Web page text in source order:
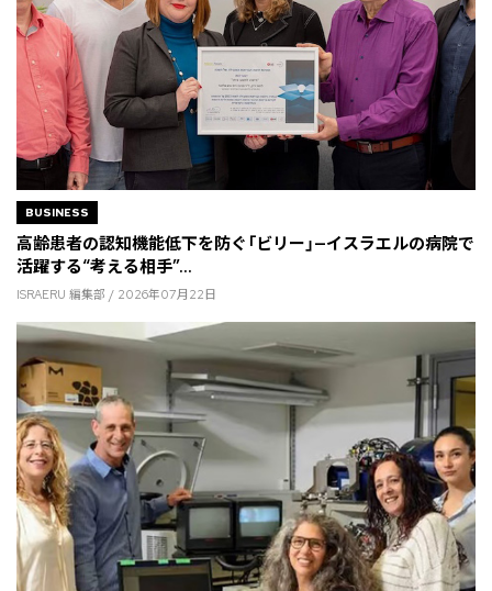
BUSINESS
高齢患者の認知機能低下を防ぐ「ビリー」—イスラエルの病院で
活躍する“考える相手”...
ISRAERU 編集部 / 2026年07月22日